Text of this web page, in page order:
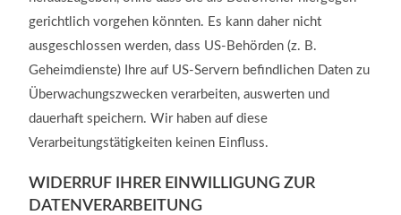
gerichtlich vorgehen könnten. Es kann daher nicht
ausgeschlossen werden, dass US-Behörden (z. B.
Geheimdienste) Ihre auf US-Servern befindlichen Daten zu
Überwachungszwecken verarbeiten, auswerten und
dauerhaft speichern. Wir haben auf diese
Verarbeitungstätigkeiten keinen Einfluss.
WIDERRUF IHRER EINWILLIGUNG ZUR
DATENVERARBEITUNG